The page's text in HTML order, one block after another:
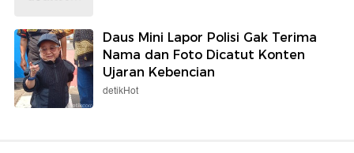
Daus Mini Lapor Polisi Gak Terima
Nama dan Foto Dicatut Konten
Ujaran Kebencian
detikHot